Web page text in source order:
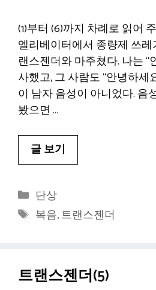
(1)부터 (6)까지 차례로 읽어
엘리베이터에서 종량제 쓰
랜스젠더와 마주쳤다. 나는 “
사했고, 그 사람도 “안녕하세
이 남자 음성이 아니었다. 음
봤으면 …
글 보기
카
테
고
단상
태
복음,트랜스젠더
트랜스젠더(5)